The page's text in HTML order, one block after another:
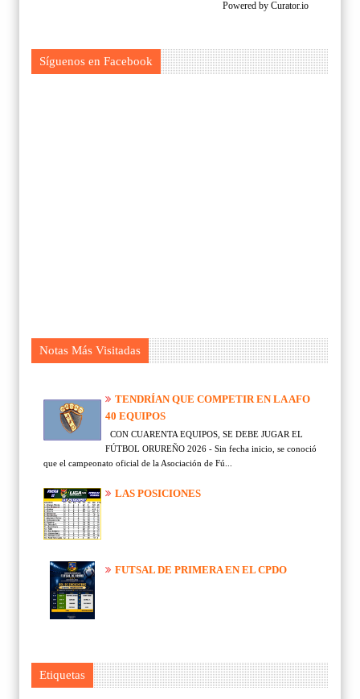
Powered by Curator.io
Síguenos en Facebook
Notas Más Visitadas
TENDRÍAN QUE COMPETIR EN LA AFO
40 EQUIPOS
CON CUARENTA EQUIPOS, SE DEBE JUGAR EL
FÚTBOL ORUREÑO 2026 - Sin fecha inicio, se conoció
que el campeonato oficial de la Asociación de Fú...
LAS POSICIONES
FUTSAL DE PRIMERA EN EL CPDO
Etiquetas